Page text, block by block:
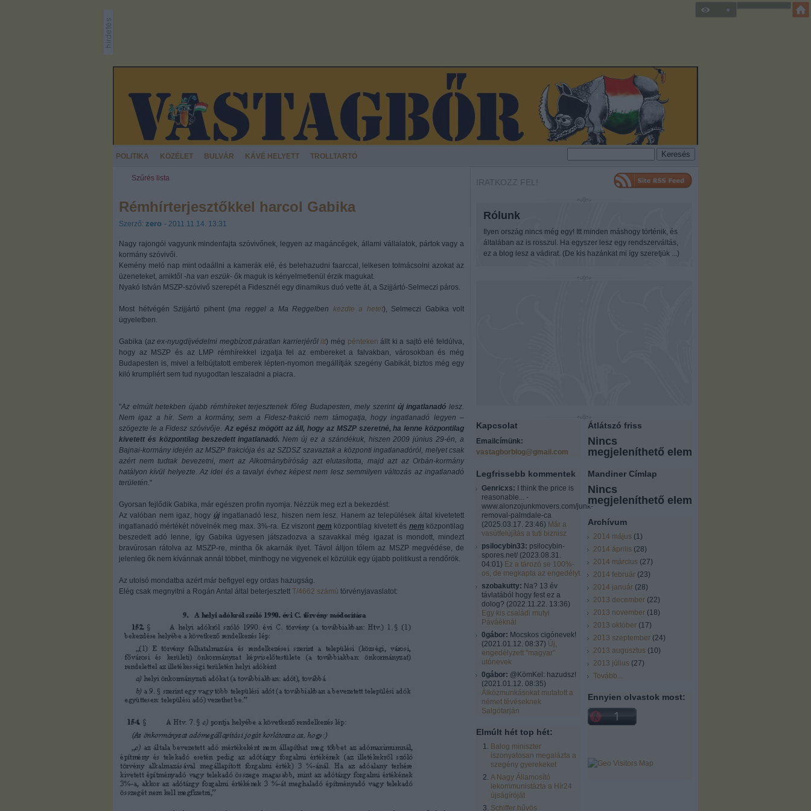
POLITIKA KÖZÉLET BULVÁR KÁVÉ HELYETT TROLLTARTÓ
Szűrés lista
Rémhírterjesztőkkel harcol Gabika
Szerző: zero - 2011.11.14. 13:31
Nagy rajongói vagyunk mindenfajta szóvivőnek, legyen az magáncégek, állami vállalatok, pártok vagy a
kormány szóvivői.
Kemény meló nap mint odaállni a kamerák elé, és belehazudni faarccal, lelkesen tolmácsolni azokat az
üzeneteket, amiktől -ha van eszük- ők maguk is kényelmetlenül érzik magukat.
Nyakó István MSZP-szóvivő szerepét a Fidesznél egy dinamikus duó vette át, a Szijjártó-Selmeczi páros.
Most hétvégén Szijjártó pihent (ma reggel a Ma Reggelben kezdte a hetet), Selmeczi Gabika volt
ügyeletben.
Gabika (az ex-nyugdíjvédelmi megbízott páratlan karrierjérőlitt) még pénteken állt ki a sajtó elé feldúlva,
hogy az MSZP és az LMP rémhírekkel izgatja fel az embereket a falvakban, városokban és még
Budapesten is, mivel a felbújtatott emberek lépten-nyomon megállítják szegény Gabikát, biztos még egy
kiló krumpliért sem tud nyugodtan leszaladni a piacra.
"Az elmúlt hetekben újabb rémhíreket terjesztenek főleg Budapesten, mely szerint új ingatlanadó lesz.
Nem igaz a hír. Sem a kormány, sem a Fidesz-frakció nem támogatja, hogy ingatlanadó legyen –
szögezte le a Fidesz szóvivője.Az egész mögött az áll, hogy az MSZP szeretné, ha lenne központilag
kivetett és központilag beszedett ingatlanadó. Nem új ez a szándékuk, hiszen 2009 június 29-én, a
Bajnai-kormány idején az MSZP frakciója és az SZDSZ szavaztak a központi ingatlanadóról, melyet csak
azért nem tudtak bevezetni, mert az Alkotmánybíróság azt elutasította, majd azt az Orbán-kormány
hatályon kívül helyezte. Az idei és a tavalyi évhez képest nem lesz semmilyen változás az ingatlanadó
területén."
Gyorsan fejlődik Gabika, már egészen profin nyomja. Nézzük meg ezt a bekezdést:
Az valóban nem igaz, hogy újingatlanadó lesz, hiszen nem lesz. Hanem az települések által kivetetett
ingatlanadó mértékét növelnék meg max. 3%-ra. Ez viszont nem központilag kivetett és nem központilag
beszedett adó lenne, így Gabika ügyesen játszadozva a szavakkal még igazat is mondott, mindezt
bravúrosan rátolva az MSZP-re, mintha ők akarnák ilyet. Távol álljon tőlem az MSZP megvédése, de
jelenleg ők nem kívánnak annál többet, minthogy ne vigyenek el közülük egy újabb politikust a rendőrök.
Az utolsó mondatba azért már befigyel egy ordas hazugság.
Elég csak megnyitni a Rogán Antal által beterjesztett T/4662 számú törvényjavaslatot:
IRATKOZZ FEL!
Rólunk
Ilyen ország nincs még egy! Itt minden máshogy történik, és
általában az is rosszul. Ha egyszer lesz egy rendszerváltás,
ez a blog lesz a vádirat. (De kis hazánkat mi így szeretjük ...)
Kapcsolat
Emailcímünk:
vastagborblog@gmail.com
Legfrissebb kommentek
Genricxs: I think the price is
reasonable... -
www.alonzojunkmovers.com/junk-
removal-palmdale-ca
(2025.03.17. 23:46) Már a
vasútfelújítás a tuti biznisz
psilocybin33: psilocybin-
spores.net/ (2023.08.31.
04:01) Ez a tározó se 100%-
os, de megkapta az engedélyt
szobakutty: Na? 13 év
távlatából hogy fest ez a
dolog? (2022.11.22. 13:36)
Egy kis családi mutyi
Páváéknál
0gábor: Mocskos cigónevek!
(2021.01.12. 08:37) Új,
engedélyzett "magyar"
utónevek
0gábor: @KömKel: hazudsz!
(2021.01.12. 08:35)
Álközmunkásokat mutatott a
német tévéseknek
Salgótarján
Elmúlt hét top hét:
Balog miniszter
iszonyatosan megalázta a
szegény gyerekeket
A Nagy Államosító
lekommunistázta a Hír24
újságíróját
Schiffer hűvös
Átlátszó friss
Nincs
megjeleníthető elem
Mandiner Címlap
Nincs
megjeleníthető elem
Archívum
2014 május (1)
2014 április (28)
2014 március (27)
2014 február (23)
2014 január (28)
2013 december (22)
2013 november (18)
2013 október (17)
2013 szeptember (24)
2013 augusztus (10)
2013 július (27)
Tovább...
Ennyien olvastok most: